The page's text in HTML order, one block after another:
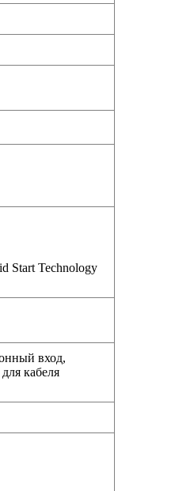
Start Technology
вход,
кабеля